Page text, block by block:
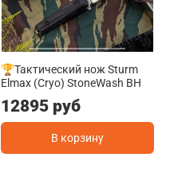
🏆Тактический нож Sturm
Elmax (Cryo) StoneWash BH
12895 руб
В корзину